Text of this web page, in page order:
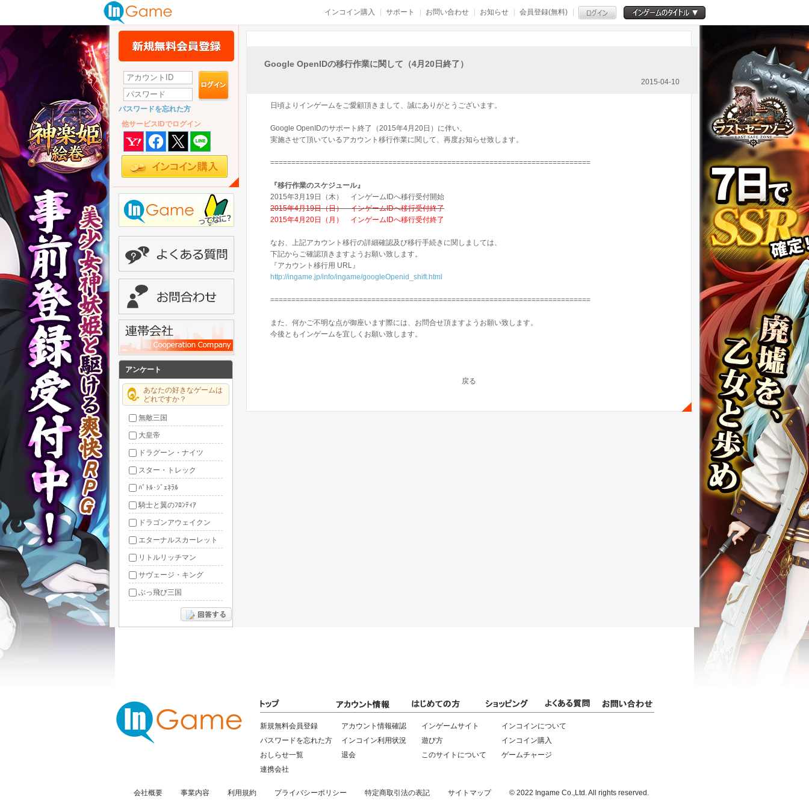
インコイン購入 サポート お問い合わせ お知らせ 会員登録(無料)
パスワードを忘れた方
他サービスIDでログイン
アンケート
あなたの好きなゲームは
どれですか？
無敵三国
大皇帝
ドラグーン・ナイツ
スター・トレック
ﾊﾞﾄﾙ･ｼﾞｪﾈﾗﾙ
騎士と翼のﾌﾛﾝﾃｨｱ
ドラゴンアウェイクン
エターナルスカーレット
リトルリッチマン
サヴェージ・キング
ぶっ飛び三国
あやかしっくレコード
Google OpenIDの移行作業に関して（4月20日終了）
2015-04-10
日頃よりインゲームをご愛顧頂きまして、誠にありがとうございます。
Google OpenIDのサポート終了（2015年4月20日）に伴い、
実施させて頂いているアカウント移行作業に関して、再度お知らせ致します。
============================================================================
『移行作業のスケジュール』
2015年3月19日（木） インゲームIDへ移行受付開始
2015年4月19日（日） インゲームIDへ移行受付終了
2015年4月20日（月） インゲームIDへ移行受付終了
なお、上記アカウント移行の詳細確認及び移行手続きに関しましては、
下記からご確認頂きますようお願い致します。
『アカウント移行用 URL』
http://ingame.jp/info/ingame/googleOpenid_shift.html
============================================================================
また、何かご不明な点が御座います際には、お問合せ頂ますようお願い致します。
今後ともインゲームを宜しくお願い致します。
戻る
新規無料会員登録
パスワードを忘れた方
おしらせ一覧
連携会社
アカウント情報確認
インコイン利用状況
退会
インゲームサイト
遊び方
このサイトについて
インコインについて
インコイン購入
ゲームチャージ
会社概要 事業内容 利用規約 プライバシーポリシー 特定商取引法の表記 サイトマップ © 2022 Ingame Co.,Ltd. All rights reserved.